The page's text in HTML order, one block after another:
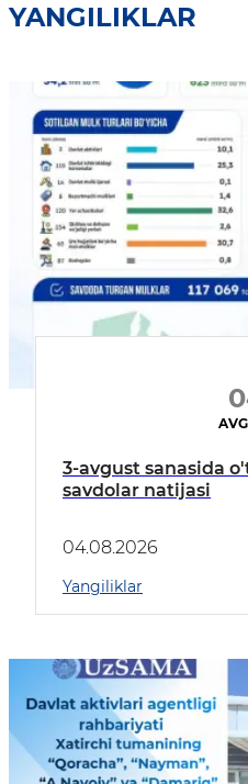
YANGILIKLAR
3-avgust sanasida
savdolar natijasi
04.08.2026
Yangiliklar